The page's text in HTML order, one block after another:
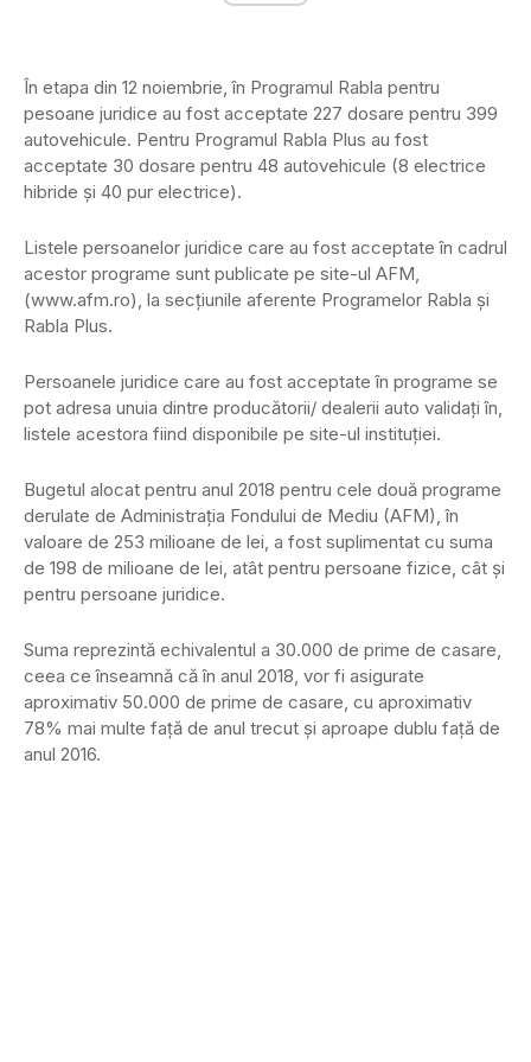
În etapa din 12 noiembrie, în Programul Rabla pentru
pesoane juridice au fost acceptate 227 dosare pentru 399
autovehicule. Pentru Programul Rabla Plus au fost
acceptate 30 dosare pentru 48 autovehicule (8 electrice
hibride şi 40 pur electrice).
Listele persoanelor juridice care au fost acceptate în cadrul
acestor programe sunt publicate pe site-ul AFM,
(www.afm.ro), la secţiunile aferente Programelor Rabla şi
Rabla Plus.
Persoanele juridice care au fost acceptate în programe se
pot adresa unuia dintre producătorii/ dealerii auto validaţi în,
listele acestora fiind disponibile pe site-ul instituţiei.
Bugetul alocat pentru anul 2018 pentru cele două programe
derulate de Administraţia Fondului de Mediu (AFM), în
valoare de 253 milioane de lei, a fost suplimentat cu suma
de 198 de milioane de lei, atât pentru persoane fizice, cât şi
pentru persoane juridice.
Suma reprezintă echivalentul a 30.000 de prime de casare,
ceea ce înseamnă că în anul 2018, vor fi asigurate
aproximativ 50.000 de prime de casare, cu aproximativ
78% mai multe faţă de anul trecut şi aproape dublu faţă de
anul 2016.